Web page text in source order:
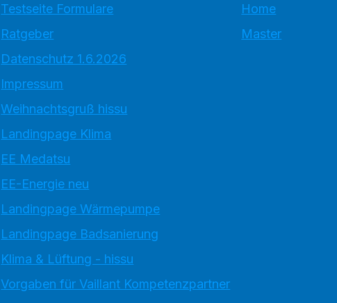
Testseite Formulare
Ratgeber
Datenschutz 1.6.2026
Impressum
Weihnachtsgruß hissu
Landingpage Klima
EE Medatsu
EE-Energie neu
Landingpage Wärmepumpe
Landingpage Badsanierung
Klima & Lüftung - hissu
Vorgaben für Vaillant Kompetenzpartner
Home
Master